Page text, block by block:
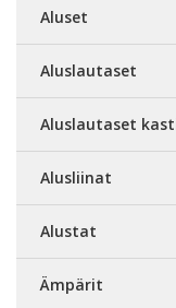
Aluset
Aluslautaset
Aluslautaset
Alusliinat
Alustat
Ämpärit